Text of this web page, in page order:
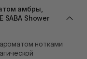
Бандеры 43
и Гудачека 23 (ТЦ
амбры,
SABA Shower
нотками